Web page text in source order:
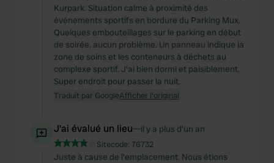
Kurpark. Situation calme à proximité des
événements sportifs en bordure du Parking Mux.
Quelques embouteillages sur le parking en début
de soirée. aucun problème. Un panneau indique la
zone de soins et les conteneurs à déchets au
complexe sportif. J'ai bien dormi et paisiblement.
Super endroit pour passer la nuit.
Traduit par GoogleAfficher l'original
J'ai évalué un lieu—il y a plus d’un an
Sitecode: 76732
Juste à cause de l'emplacement. Nous étions